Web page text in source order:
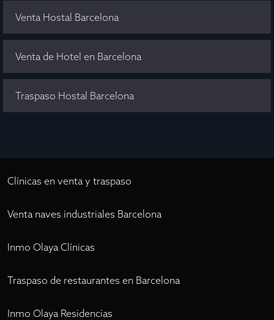
Venta Hostal Barcelona
Venta de Hotel en Barcelona
Traspaso Hostal Barcelona
Clínicas en venta y traspaso
Venta naves industriales Barcelona
Inmo Olaya Clínicas
Traspaso de restaurantes en Barcelona
Inmo Olaya Residencias